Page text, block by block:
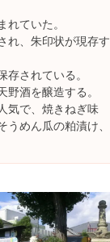
ていた。
れ、朱印状が現存す
されている。
酒を醸造する。
気で、焼きねぎ味
めん瓜の粕漬け、